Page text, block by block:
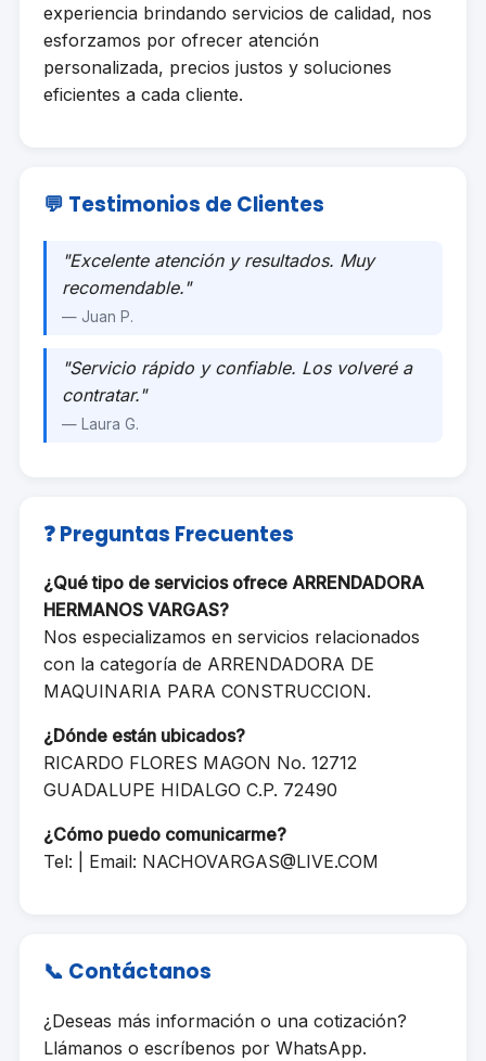
experiencia brindando servicios de calidad, nos
esforzamos por ofrecer atención
personalizada, precios justos y soluciones
eficientes a cada cliente.
💬 Testimonios de Clientes
"Excelente atención y resultados. Muy
recomendable."
— Juan P.
"Servicio rápido y confiable. Los volveré a
contratar."
— Laura G.
❓ Preguntas Frecuentes
¿Qué tipo de servicios ofrece ARRENDADORA
HERMANOS VARGAS?
Nos especializamos en servicios relacionados
con la categoría de ARRENDADORA DE
MAQUINARIA PARA CONSTRUCCION.
¿Dónde están ubicados?
RICARDO FLORES MAGON No. 12712
GUADALUPE HIDALGO C.P. 72490
¿Cómo puedo comunicarme?
Tel: | Email: NACHOVARGAS@LIVE.COM
📞 Contáctanos
¿Deseas más información o una cotización?
Llámanos o escríbenos por WhatsApp.